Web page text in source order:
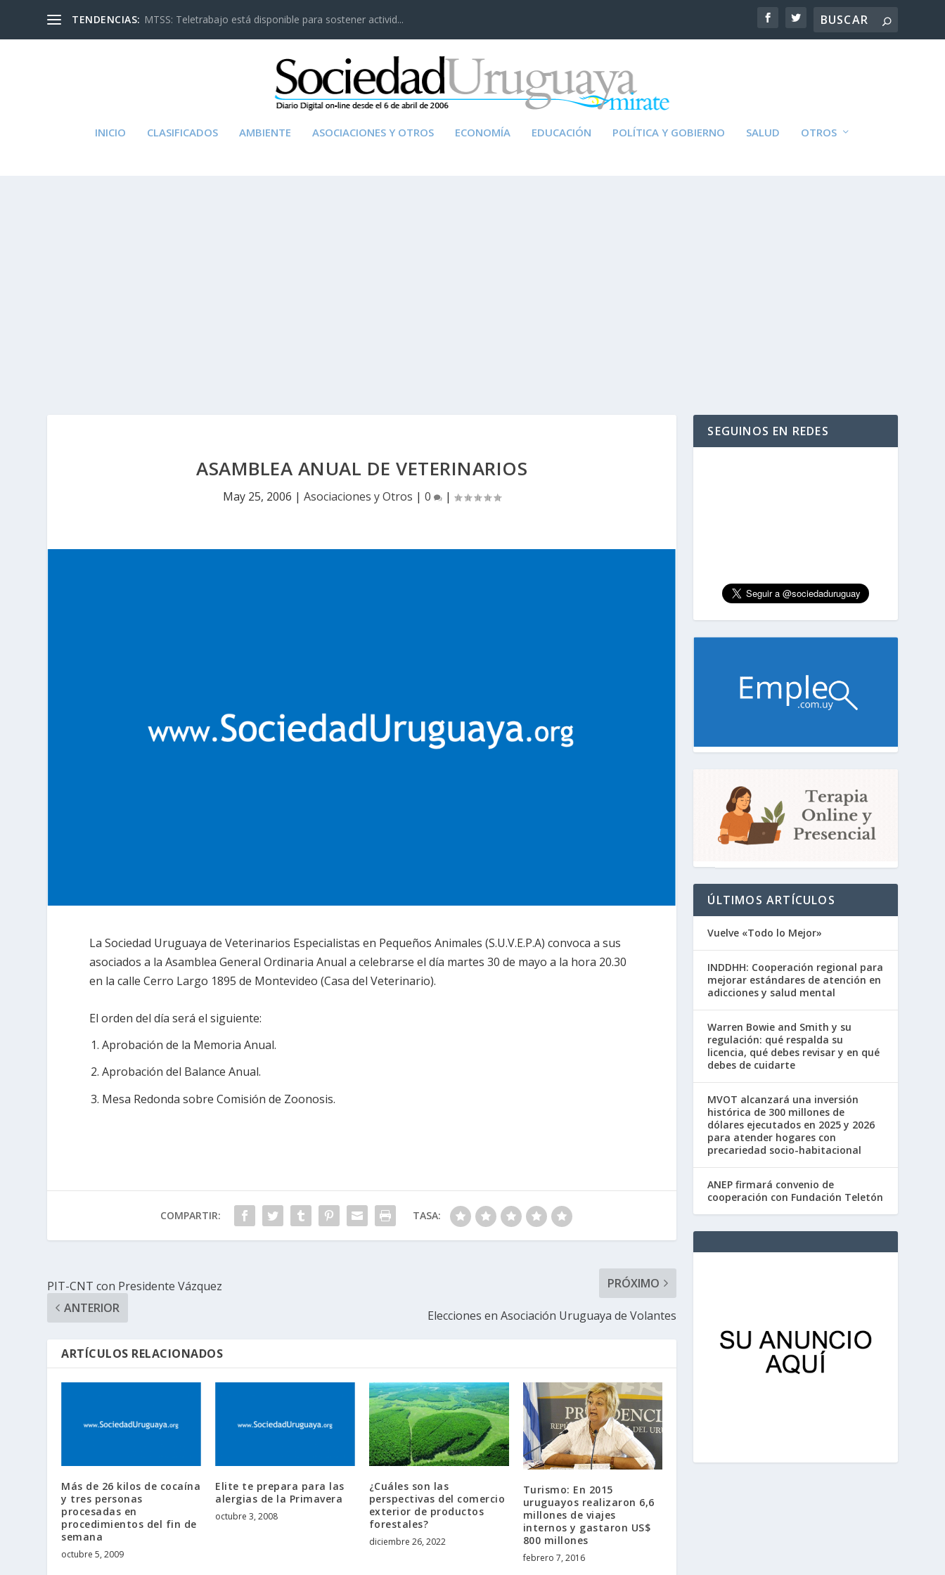
TENDENCIAS: MTSS: Teletrabajo está disponible para sostener activid...
INICIO CLASIFICADOS AMBIENTE ASOCIACIONES Y OTROS ECONOMÍA EDUCACIÓN POLÍTICA Y GOBIERNO SALUD OTROS
ASAMBLEA ANUAL DE VETERINARIOS
May 25, 2006 |Asociaciones y Otros |0 |
La Sociedad Uruguaya de Veterinarios Especialistas en Pequeños Animales (S.U.V.E.P.A) convoca a sus
asociados a la Asamblea General Ordinaria Anual a celebrarse el día martes 30 de mayo a la hora 20.30
en la calle Cerro Largo 1895 de Montevideo (Casa del Veterinario).
El orden del día será el siguiente:
Aprobación de la Memoria Anual.
Aprobación del Balance Anual.
Mesa Redonda sobre Comisión de Zoonosis.
COMPARTIR: TASA:
PIT-CNT con Presidente Vázquez
ANTERIOR
PRÓXIMO
Elecciones en Asociación Uruguaya de Volantes
ARTÍCULOS RELACIONADOS
Más de 26 kilos de cocaína
y tres personas
procesadas en
procedimientos del fin de
semana
octubre 5, 2009
Elite te prepara para las
alergias de la Primavera
octubre 3, 2008
¿Cuáles son las
perspectivas del comercio
exterior de productos
forestales?
diciembre 26, 2022
Turismo: En 2015
uruguayos realizaron 6,6
millones de viajes
internos y gastaron US$
800 millones
febrero 7, 2016
SEGUINOS EN REDES
ÚLTIMOS ARTÍCULOS
Vuelve «Todo lo Mejor»
INDDHH: Cooperación regional para
mejorar estándares de atención en
adicciones y salud mental
Warren Bowie and Smith y su
regulación: qué respalda su
licencia, qué debes revisar y en qué
debes de cuidarte
MVOT alcanzará una inversión
histórica de 300 millones de
dólares ejecutados en 2025 y 2026
para atender hogares con
precariedad socio-habitacional
ANEP firmará convenio de
cooperación con Fundación Teletón